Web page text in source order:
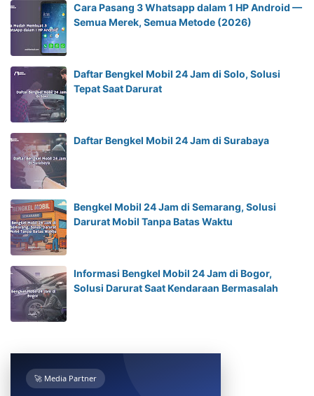
Cara Pasang 3 Whatsapp dalam 1 HP Android —
Semua Merek, Semua Metode (2026)
Daftar Bengkel Mobil 24 Jam di Solo, Solusi
Tepat Saat Darurat
Daftar Bengkel Mobil 24 Jam di Surabaya
Bengkel Mobil 24 Jam di Semarang, Solusi
Darurat Mobil Tanpa Batas Waktu
Informasi Bengkel Mobil 24 Jam di Bogor,
Solusi Darurat Saat Kendaraan Bermasalah
🚀 Media Partner